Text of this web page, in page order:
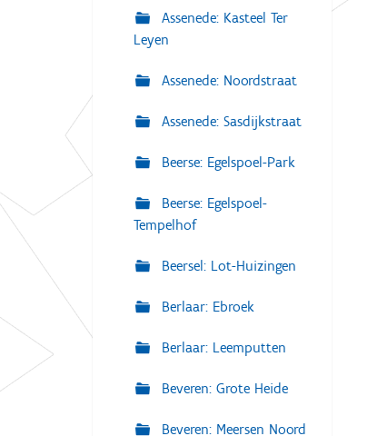
Assenede: Kasteel Ter
Leyen
Assenede: Noordstraat
Assenede: Sasdijkstraat
Beerse: Egelspoel-Park
Beerse: Egelspoel-
Tempelhof
Beersel: Lot-Huizingen
Berlaar: Ebroek
Berlaar: Leemputten
Beveren: Grote Heide
Beveren: Meersen Noord